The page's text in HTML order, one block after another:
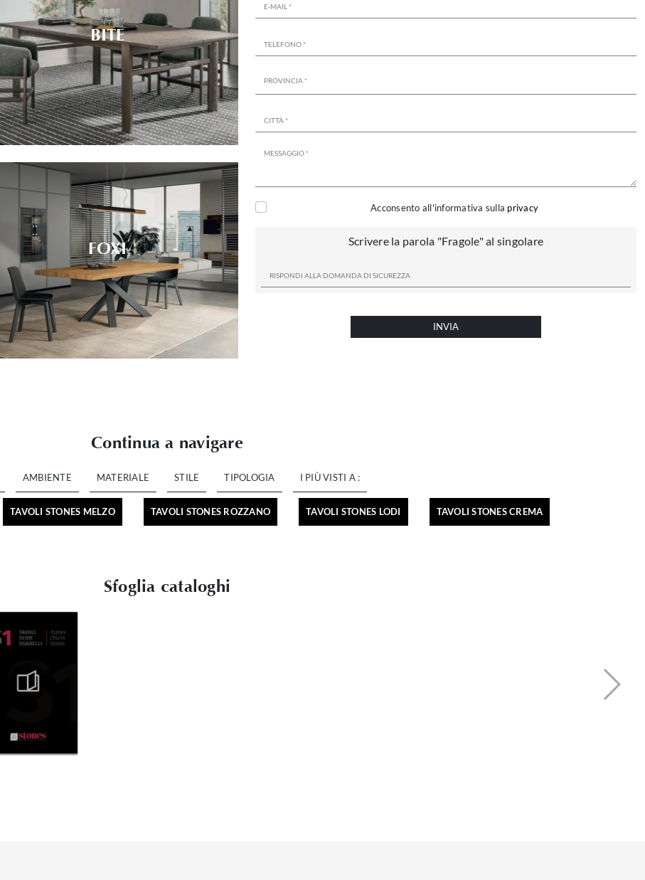
BITE
FOXI
Acconsento all'informativa sulla privacy
Scrivere la parola "Fragole" al singolare
INVIA
Continua a navigare
AMBIENTE MATERIALE STILE TIPOLOGIA I PIÙ VISTI A :
TAVOLI STONES MELZO TAVOLI STONES ROZZANO TAVOLI STONES LODI TAVOLI STONES CREMA
Sfoglia cataloghi